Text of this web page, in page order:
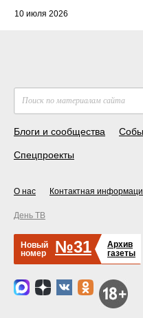
10 июля 2026
Блоги и сообщества
Спецпроекты
О нас Контактная
День ТВ
Новый
номер
№31
Архив
газеты